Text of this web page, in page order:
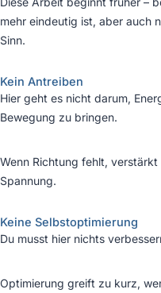
mehr eindeutig ist, aber auch
Sinn.
Kein Antreiben
Hier geht es nicht darum,
Bewegung zu bringen.
Wenn Richtung fehlt,
Spannung.
Keine Selbstoptimierung
Du musst hier nichts
Optimierung greift zu kurz,